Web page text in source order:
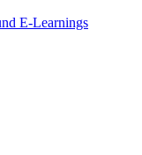
E-Learnings